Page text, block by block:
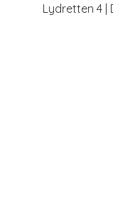
Lydretten 4 |